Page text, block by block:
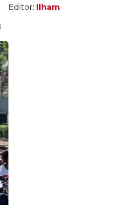
Editor: Ilham